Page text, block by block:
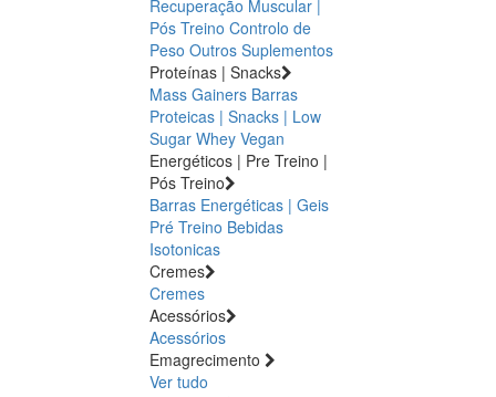
Recuperação Muscular |
Pós Treino Controlo de
Peso Outros Suplementos
Proteínas | Snacks
Mass Gainers Barras
Proteicas | Snacks | Low
Sugar Whey Vegan
Energéticos | Pre Treino |
Pós Treino
Barras Energéticas | Geis
Pré Treino Bebidas
Isotonicas
Cremes
Cremes
Acessórios
Acessórios
Emagrecimento
Ver tudo